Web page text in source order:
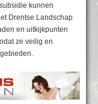
kunnen
Drentse Landschap
en uitkijkpunten
ze veilig en